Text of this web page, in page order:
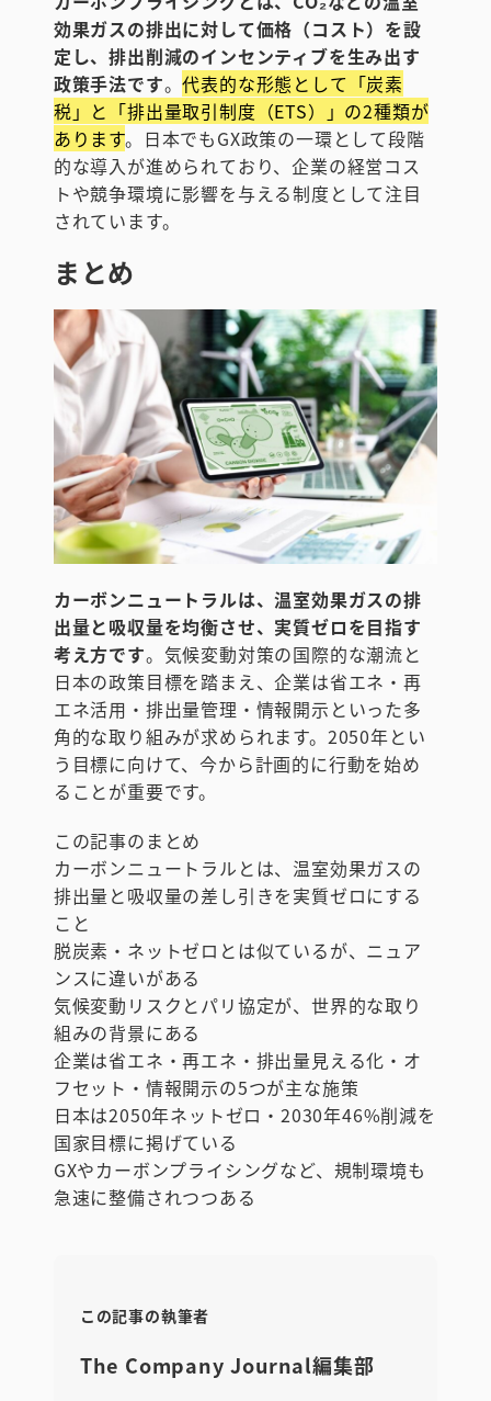
効果ガスの排出に対して価格（コスト）を設
定し、排出削減のインセンティブを生み出す
政策手法です。代表的な形態として「炭素
税」と「排出量取引制度（ETS）」の2種類が
あります。日本でもGX政策の一環として段階
的な導入が進められており、企業の経営コス
トや競争環境に影響を与える制度として注目
されています。
まとめ
カーボンニュートラルは、温室効果ガスの排
出量と吸収量を均衡させ、実質ゼロを目指す
考え方です。気候変動対策の国際的な潮流と
日本の政策目標を踏まえ、企業は省エネ・再
エネ活用・排出量管理・情報開示といった多
角的な取り組みが求められます。2050年とい
う目標に向けて、今から計画的に行動を始め
ることが重要です。
この記事のまとめ
カーボンニュートラルとは、温室効果ガスの
排出量と吸収量の差し引きを実質ゼロにする
こと
脱炭素・ネットゼロとは似ているが、ニュア
ンスに違いがある
気候変動リスクとパリ協定が、世界的な取り
組みの背景にある
企業は省エネ・再エネ・排出量見える化・オ
フセット・情報開示の5つが主な施策
日本は2050年ネットゼロ・2030年46%削減を
国家目標に掲げている
GXやカーボンプライシングなど、規制環境も
急速に整備されつつある
この記事の執筆者
The Company Journal編集部